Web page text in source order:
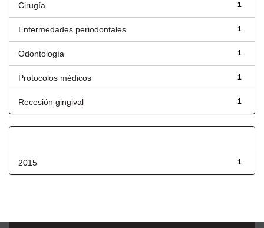
1
Cirugía
1
Enfermedades periodontales
1
Odontología
1
Protocolos médicos
1
Recesión gingival
1
2015